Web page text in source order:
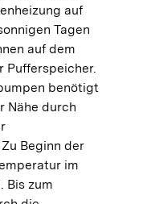
auf
Tagen
auf dem
Pufferspeicher.
benötigt
Nähe durch
Beginn der
im
Bis zum